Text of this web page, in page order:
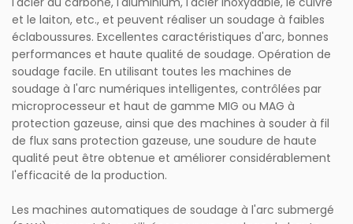
et le laiton, etc., et peuvent réaliser un soudage à faibles
éclaboussures. Excellentes caractéristiques d'arc, bonnes
performances et haute qualité de soudage. Opération de
soudage facile. En utilisant toutes les machines de
soudage à l'arc numériques intelligentes, contrôlées par
microprocesseur et haut de gamme MIG ou MAG à
protection gazeuse, ainsi que des machines à souder à fil
de flux sans protection gazeuse, une soudure de haute
qualité peut être obtenue et améliorer considérablement
l'efficacité de la production.
Les machines automatiques de soudage à l'arc submergé